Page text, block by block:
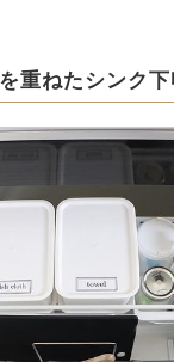
重ねたシンク下